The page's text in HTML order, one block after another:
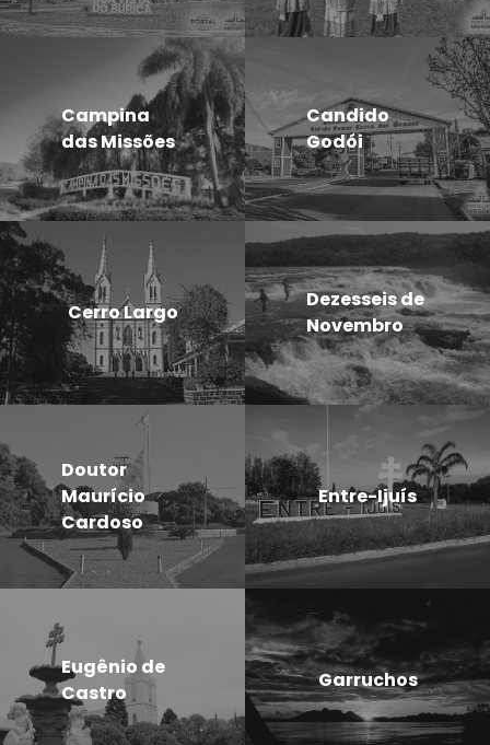
Campina
das Missões
Candido
Godói
Cerro Largo
Dezesseis de
Novembro
Doutor
Maurício
Cardoso
Entre-Ijuís
Eugênio de
Castro
Garruchos